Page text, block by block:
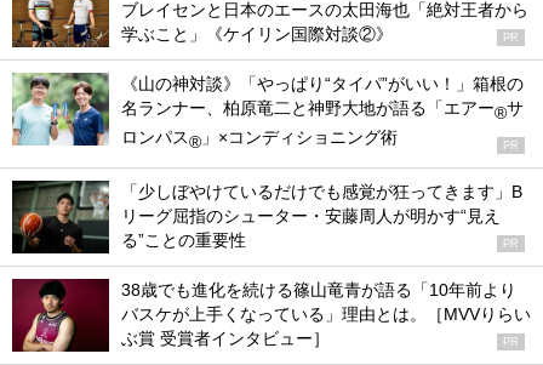
ブレイセンと日本のエースの太田海也「絶対王者から
学ぶこと」《ケイリン国際対談②》
PR
《山の神対談》「やっぱり“タイパ”がいい！」箱根の
名ランナー、柏原竜二と神野大地が語る「エアー®サ
ロンパス® 」×コンディショニング術 PR
「少しぼやけているだけでも感覚が狂ってきます」B
リーグ屈指のシューター・安藤周人が明かす“見え
る”ことの重要性
PR
38歳でも進化を続ける篠山竜青が語る「10年前より
バスケが上手くなっている」理由とは。［MVVりらい
ぶ賞 受賞者インタビュー］
PR